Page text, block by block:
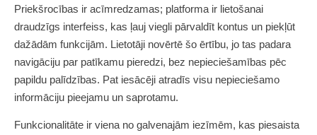
Priekšrocības ir acīmredzamas; platforma ir lietošanai
draudzīgs interfeiss, kas ļauj viegli pārvaldīt kontus un piekļūt
dažādām funkcijām. Lietotāji novērtē šo ērtību, jo tas padara
navigāciju par patīkamu pieredzi, bez nepieciešamības pēc
papildu palīdzības. Pat iesācēji atradīs visu nepieciešamo
informāciju pieejamu un saprotamu.
Funkcionalitāte ir viena no galvenajām iezīmēm, kas piesaista